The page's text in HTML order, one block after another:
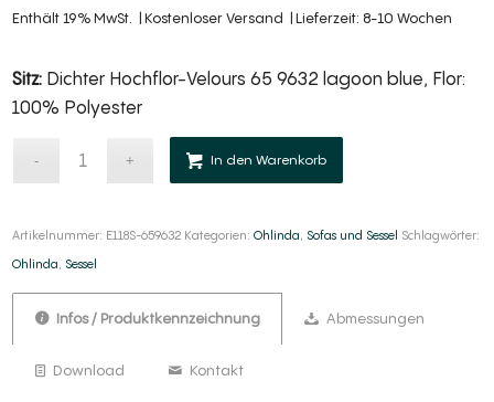
Enthält 19% MwSt.
Kostenloser Versand Lieferzeit: 8-10 Wochen
Sitz: Dichter Hochflor-Velours 65 9632 lagoon blue, Flor:
100% Polyester
In den Warenkorb
Artikelnummer: E118S-659632 Kategorien:Ohlinda, Sofas und Sessel Schlagwörter:
Ohlinda, Sessel
Infos / Produktkennzeichnung Abmessungen
Download Kontakt